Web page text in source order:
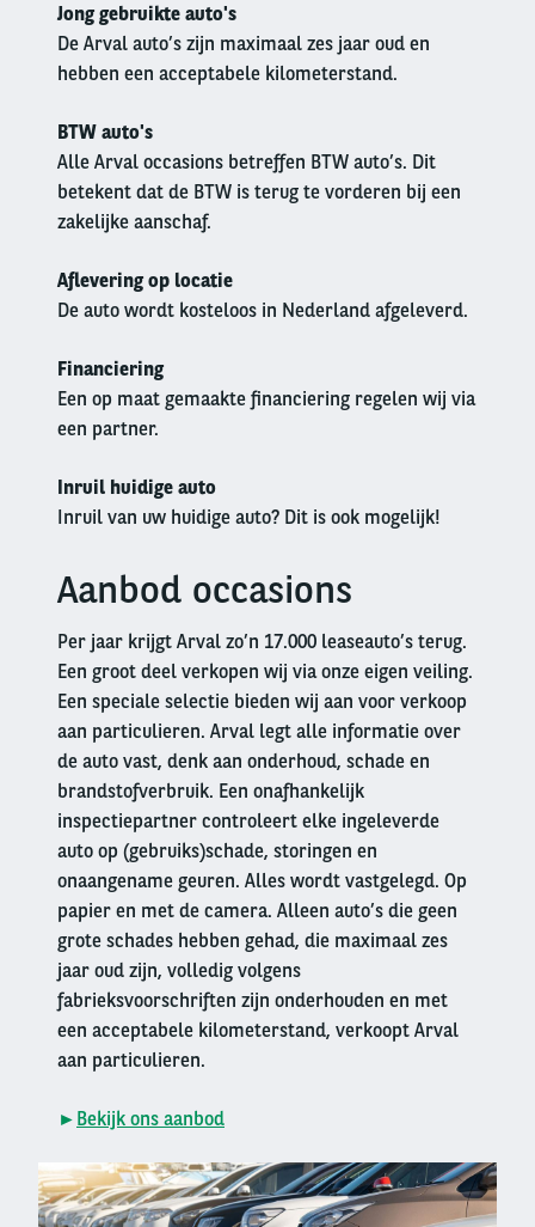
Jong gebruikte auto's
De Arval auto’s zijn maximaal zes jaar oud en
hebben een acceptabele kilometerstand.
BTW auto's
Alle Arval occasions betreffen BTW auto’s. Dit
betekent dat de BTW is terug te vorderen bij een
zakelijke aanschaf.
Aflevering op locatie
De auto wordt kosteloos in Nederland afgeleverd.
Financiering
Een op maat gemaakte financiering regelen wij via
een partner.
Inruil huidige auto
Inruil van uw huidige auto? Dit is ook mogelijk!
columnAanbod occasions
Per jaar krijgt Arval zo’n 17.000 leaseauto’s terug.
Een groot deel verkopen wij via onze eigen veiling.
Een speciale selectie bieden wij aan voor verkoop
aan particulieren. Arval legt alle informatie over
de auto vast, denk aan onderhoud, schade en
brandstofverbruik. Een onafhankelijk
inspectiepartner controleert elke ingeleverde
auto op (gebruiks)schade, storingen en
onaangename geuren. Alles wordt vastgelegd. Op
papier en met de camera. Alleen auto’s die geen
grote schades hebben gehad, die maximaal zes
jaar oud zijn, volledig volgens
fabrieksvoorschriften zijn onderhouden en met
een acceptabele kilometerstand, verkoopt Arval
aan particulieren.
► Bekijk ons aanbod
Right
column